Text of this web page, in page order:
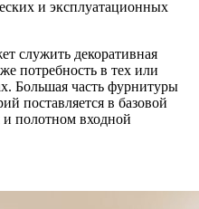
и эксплуатационных
служить декоративная
потребность в тех или
Большая часть фурнитуры
поставляется в базовой
и полотном входной